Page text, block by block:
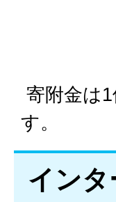
寄附金は
す。
イン